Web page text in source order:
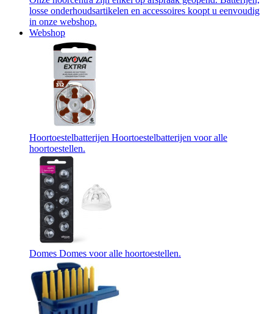
losse onderhoudsartikelen en accessoires koopt u eenvoudig
in onze webshop.
Webshop
Hoortoestelbatterijen Hoortoestelbatterijen voor alle
hoortoestellen.
Domes Domes voor alle hoortoestellen.